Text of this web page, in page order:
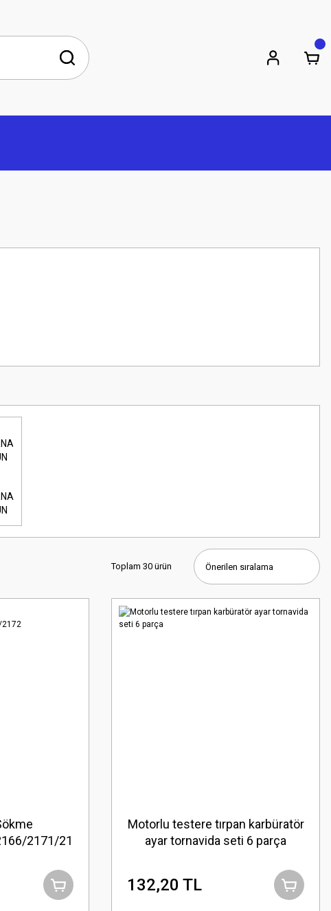
Toplam 30 ürün
2171/2172
Motorlu testere tırpan karbüratör
ayar tornavida seti 6 parça
132,20 TL